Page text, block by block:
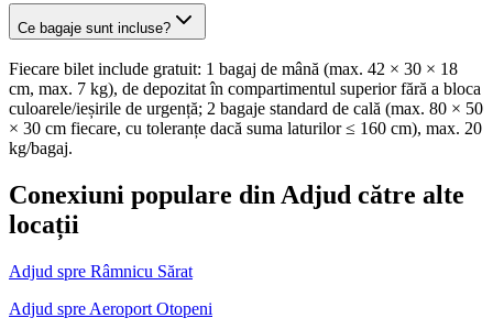
Ce bagaje sunt incluse?
Fiecare bilet include gratuit: 1 bagaj de mână (max. 42 × 30 × 18
cm, max. 7 kg), de depozitat în compartimentul superior fără a bloca
culoarele/ieșirile de urgență; 2 bagaje standard de cală (max. 80 × 50
× 30 cm fiecare, cu toleranțe dacă suma laturilor ≤ 160 cm), max. 20
kg/bagaj.
Conexiuni populare din Adjud către alte
locații
Adjud spre Râmnicu Sărat
Adjud spre Aeroport Otopeni